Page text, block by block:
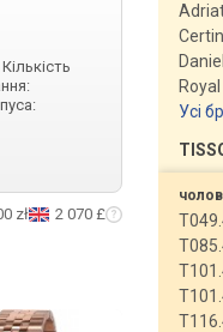
zł 2 070 £
Усі